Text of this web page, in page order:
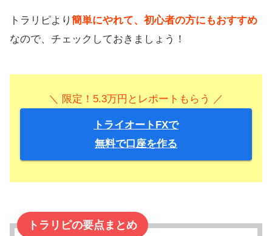
トラリピより 簡単にやれて、初心者の方にもおすすめ
なので、チェックしておきましょう！
＼ 限定！5.3万円とレポートもらう ／
トライオートFXで
無料で口座を作る
トラリピの要点まとめ